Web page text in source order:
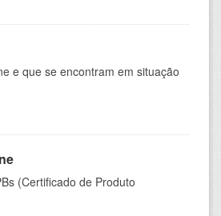
e que se encontram em situação
(Certificado de Produto